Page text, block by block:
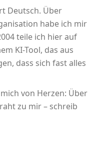
Deutsch. Über
habe ich mir
teile ich hier auf
KI-Tool, das aus
dass sich fast alles
von Herzen: Über
zu mir – schreib